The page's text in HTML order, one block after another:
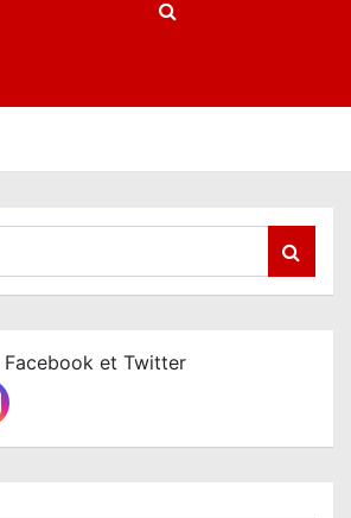
Facebook et Twitter